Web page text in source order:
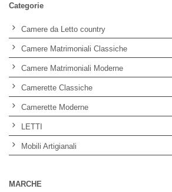
Categorie
Camere da Letto country
Camere Matrimoniali Classiche
Camere Matrimoniali Moderne
Camerette Classiche
Camerette Moderne
LETTI
Mobili Artigianali
MARCHE